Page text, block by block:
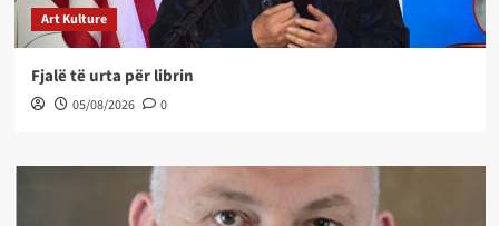
Art Kulture
Fjalë të urta për librin
05/08/2026 0